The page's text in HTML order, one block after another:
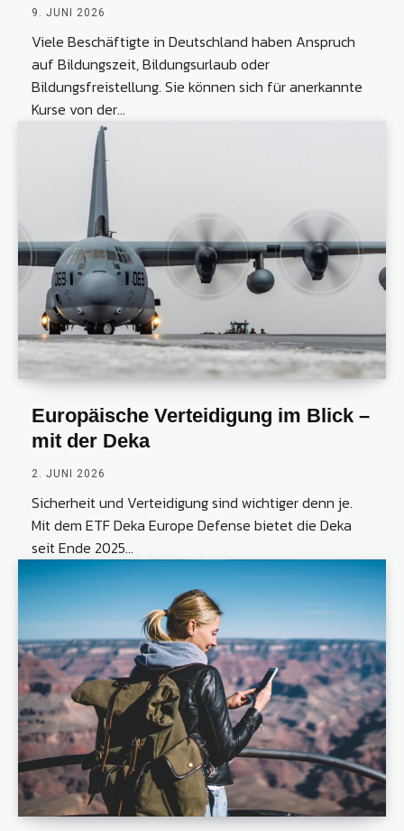
9. JUNI 2026
Viele Beschäftigte in Deutschland haben Anspruch
auf Bildungszeit, Bildungsurlaub oder
Bildungsfreistellung. Sie können sich für anerkannte
Kurse von der...
Europäische Verteidigung im Blick –
mit der Deka
2. JUNI 2026
Sicherheit und Verteidigung sind wichtiger denn je.
Mit dem ETF Deka Europe Defense bietet die Deka
seit Ende 2025...